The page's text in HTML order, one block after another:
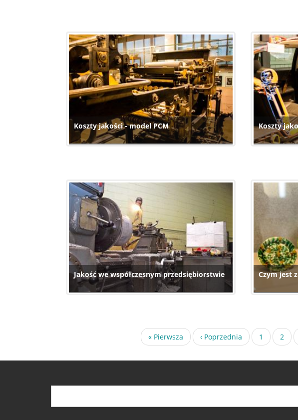
Koszty jakości - model PCM Koszty
Jakość we współczesnym przedsiębiorstwie Czym jest
Pierwsza
strona
« Pierwsza
Poprzednia
strona
‹ Poprzednia Strona
1 2